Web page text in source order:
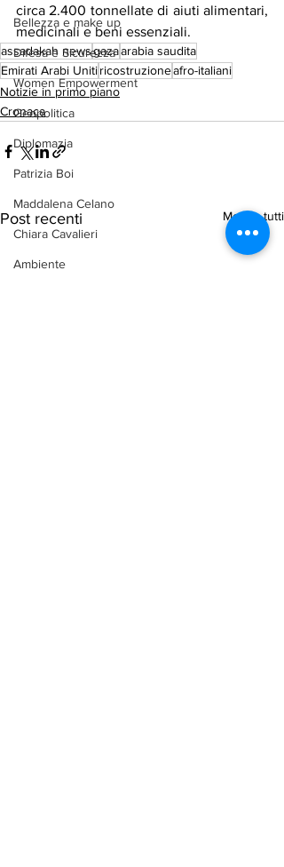
Bellezza e make up
Difesa e Sicurezza
Women Empowerment
Geopolitica
Diplomazia
Patrizia Boi
Maddalena Celano
Chiara Cavalieri
Ambiente
circa 2.400 tonnellate di aiuti alimentari,
medicinali e beni essenziali.
assadakah newsgazaarabia saudita
Emirati Arabi Unitiricostruzioneafro-italiani
Notizie in primo piano
Cronaca
Post recenti Mostra tutti